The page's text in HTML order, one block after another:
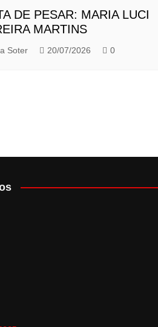
DE PESAR: MARIA LUCI
MARTINS
Soter 20/07/2026 0